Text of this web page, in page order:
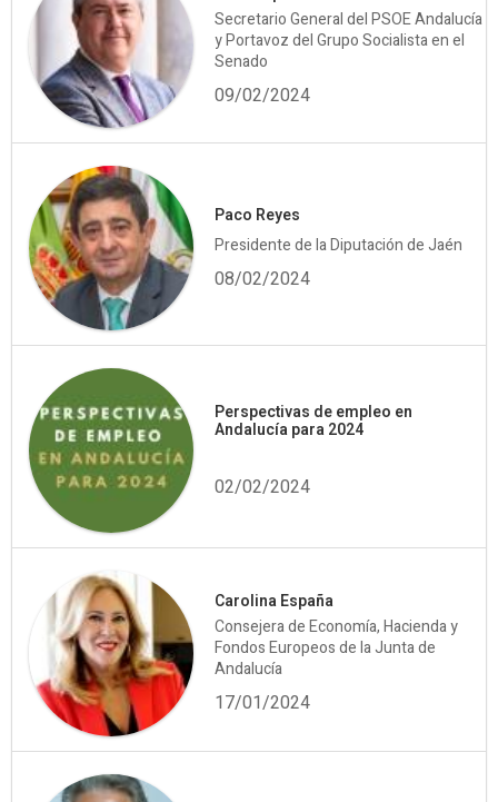
Secretario General del PSOE Andalucía
y Portavoz del Grupo Socialista en el
Senado
09/02/2024
Paco Reyes
Presidente de la Diputación de Jaén
08/02/2024
Perspectivas de empleo en
Andalucía para 2024
02/02/2024
Carolina España
Consejera de Economía, Hacienda y
Fondos Europeos de la Junta de
Andalucía
17/01/2024